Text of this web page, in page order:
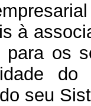
à
para os
do
seu